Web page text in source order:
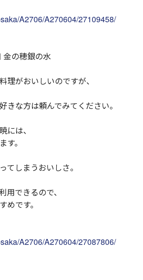
A2706/A270604/27109458/
金の穂銀の水
理がおいしいのですが、
きな方は頼んでみてください。
には、
す。
てしまうおいしさ。
用できるので、
めです。
A2706/A270604/27087806/